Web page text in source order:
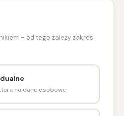
– od tego zależy zakres
na dane osobowe